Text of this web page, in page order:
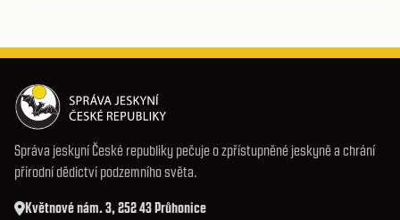
Správa jeskyní České republiky pečuje o zpřístupněné jeskyně a chrání
přírodní dědictví podzemního světa.
Květnové nám. 3, 252 43 Průhonice